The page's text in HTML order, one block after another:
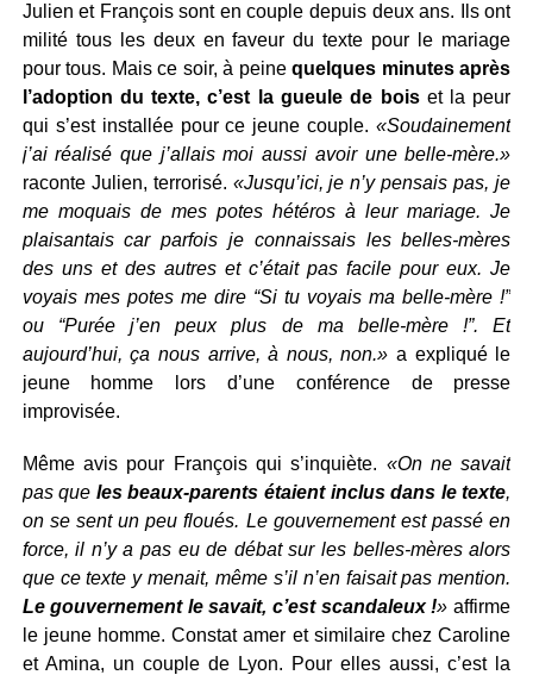
Julien et François sont en couple depuis deux ans. Ils ont
milité tous les deux en faveur du texte pour le mariage
pour tous. Mais ce soir, à peinequelques minutes après
l’adoption du texte, c’est la gueule de boiset la peur
qui s’est installée pour ce jeune couple.«Soudainement
j’ai réalisé que j’allais moi aussi avoir une belle-mère.»
raconte Julien, terrorisé. «Jusqu’ici, je n’y pensais pas, je
me moquais de mes potes hétéros à leur mariage. Je
plaisantais car parfois je connaissais les belles-mères
des uns et des autres et c’était pas facile pour eux. Je
voyais mes potes me dire “Si tu voyais ma belle-mère !”
ou “Purée j’en peux plus de ma belle-mère !”. Et
aujourd’hui, ça nous arrive, à nous, non.» a expliqué le
jeune homme lors d’une conférence de presse
improvisée.
Même avis pour François qui s’inquiète. «On ne savait
pas que les beaux-parents étaient inclus dans le texte,
on se sent un peu floués. Le gouvernement est passé en
force, il n’y a pas eu de débat sur les belles-mères alors
que ce texte y menait, même s’il n’en faisait pas mention.
Le gouvernement le savait, c’est scandaleux !» affirme
le jeune homme. Constat amer et similaire chez Caroline
et Amina, un couple de Lyon. Pour elles aussi, c’est la